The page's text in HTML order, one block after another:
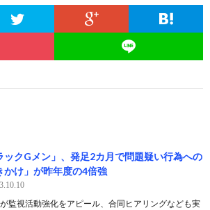
ックGメン」、発足2カ月で問題疑い行為への
かけ」が昨年度の4倍強
監視活動強化をアピール、合同ヒアリングなども実